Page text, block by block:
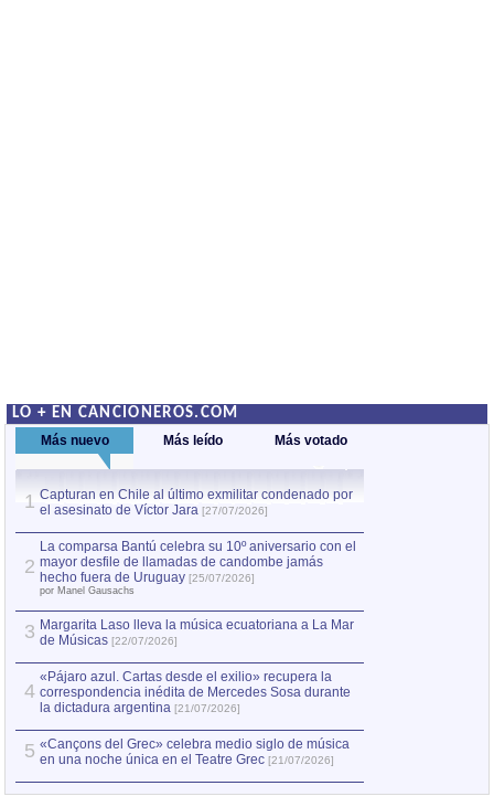
LO + EN CANCIONEROS.COM
Más nuevo Más leído Más votado
1 Capturan en Chile al último exmilitar condenado por
el asesinato de Víctor Jara [27/07/2026]
2
La comparsa Bantú celebra su 10º aniversario con el
mayor desfile de llamadas de candombe jamás
hecho fuera de Uruguay [25/07/2026]
por Manel Gausachs
3 Margarita Laso lleva la música ecuatoriana a La Mar
de Músicas [22/07/2026]
4
«Pájaro azul. Cartas desde el exilio» recupera la
correspondencia inédita de Mercedes Sosa durante
la dictadura argentina [21/07/2026]
5 «Cançons del Grec» celebra medio siglo de música
en una noche única en el Teatre Grec [21/07/2026]